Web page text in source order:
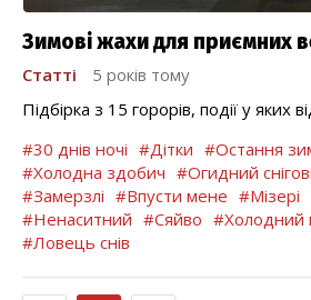
Зимові жахи для приємних
Статті
5 років тому
Підбірка з 15 горорів, події у яких
#30 днів ночі #Дітки #Остання
#Холодна здобич #Огидний
#Замерзлі #Впусти мене #Мізері
#Ненаситний #Сяйво #Холодний
#Ловець снів